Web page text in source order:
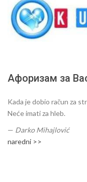
Афоризам за
Kada je dobio račun za
Neće imati za hleb.
— Darko Mihajlović
naredni >>